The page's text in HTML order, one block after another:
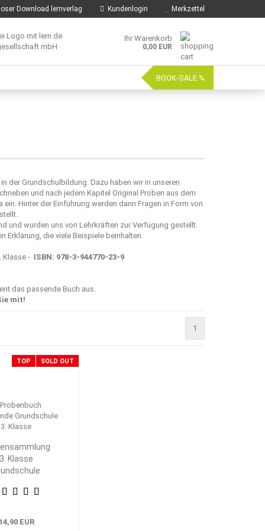
Download lernverlag Kundenlogin Merkzettel
Ihr Warenkorb
0,00 EUR
BOOK-SALE %
der Grundschulbildung. Dazu haben wir in unseren
und nach jedem Kapitel Original Proben aus dem
Hinter der Einführung werden dann Fragen in Form von
und wurden uns von Lehrkräften zur Verfügung gestellt.
Erklärung, die viele Beispiele beinhalten.
Klasse - ISBN: 978-3-944770-23-9
das passende Buch aus.
mit!
1
TOP SOLD OUT
Klasse
EUR